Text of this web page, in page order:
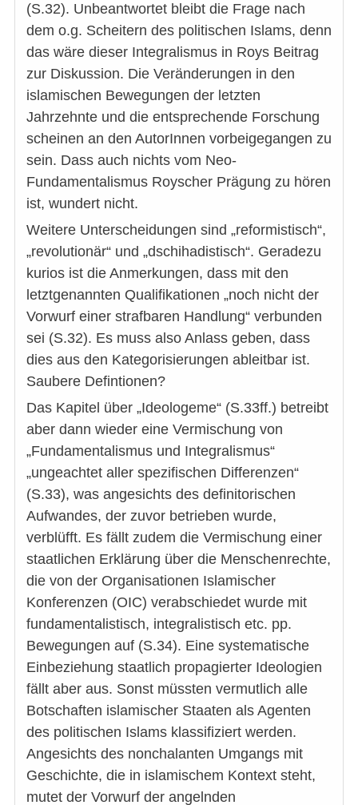
(S.32). Unbeantwortet bleibt die Frage nach
dem o.g. Scheitern des politischen Islams, denn
das wäre dieser Integralismus in Roys Beitrag
zur Diskussion. Die Veränderungen in den
islamischen Bewegungen der letzten
Jahrzehnte und die entsprechende Forschung
scheinen an den AutorInnen vorbeigegangen zu
sein. Dass auch nichts vom Neo-
Fundamentalismus Royscher Prägung zu hören
ist, wundert nicht.
Weitere Unterscheidungen sind „reformistisch“,
„revolutionär“ und „dschihadistisch“. Geradezu
kurios ist die Anmerkungen, dass mit den
letztgenannten Qualifikationen „noch nicht der
Vorwurf einer strafbaren Handlung“ verbunden
sei (S.32). Es muss also Anlass geben, dass
dies aus den Kategorisierungen ableitbar ist.
Saubere Defintionen?
Das Kapitel über „Ideologeme“ (S.33ff.) betreibt
aber dann wieder eine Vermischung von
„Fundamentalismus und Integralismus“
„ungeachtet aller spezifischen Differenzen“
(S.33), was angesichts des definitorischen
Aufwandes, der zuvor betrieben wurde,
verblüfft. Es fällt zudem die Vermischung einer
staatlichen Erklärung über die Menschenrechte,
die von der Organisationen Islamischer
Konferenzen (OIC) verabschiedet wurde mit
fundamentalistisch, integralistisch etc. pp.
Bewegungen auf (S.34). Eine systematische
Einbeziehung staatlich propagierter Ideologien
fällt aber aus. Sonst müssten vermutlich alle
Botschaften islamischer Staaten als Agenten
des politischen Islams klassifiziert werden.
Angesichts des nonchalanten Umgangs mit
Geschichte, die in islamischem Kontext steht,
mutet der Vorwurf der angelnden